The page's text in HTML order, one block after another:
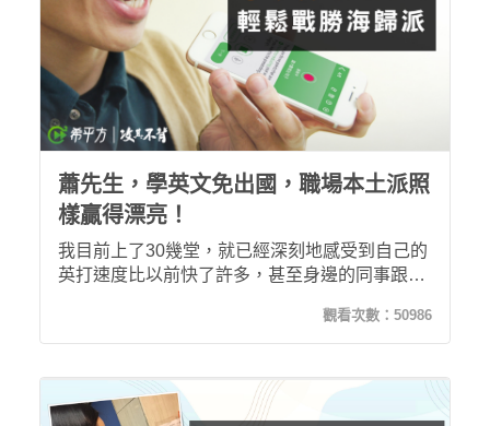
蕭先生，學英文免出國，職場本土派照
樣贏得漂亮！
我目前上了30幾堂，就已經深刻地感受到自己的
英打速度比以前快了許多，甚至身邊的同事跟國
的功力大有進步。」我必須要說，這都是靠著攻
其不背，一步一腳印累積出來的成果！
觀看次數： 50986